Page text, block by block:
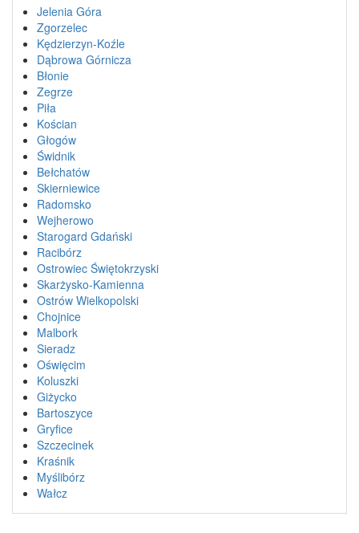
Jelenia Góra
Zgorzelec
Kędzierzyn-Koźle
Dąbrowa Górnicza
Błonie
Zegrze
Piła
Kościan
Głogów
Świdnik
Bełchatów
Skierniewice
Radomsko
Wejherowo
Starogard Gdański
Racibórz
Ostrowiec Świętokrzyski
Skarżysko-Kamienna
Ostrów Wielkopolski
Chojnice
Malbork
Sieradz
Oświęcim
Koluszki
Giżycko
Bartoszyce
Gryfice
Szczecinek
Kraśnik
Myślibórz
Wałcz